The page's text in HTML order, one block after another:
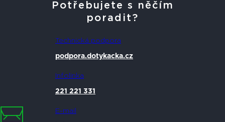
Potřebujete s něčím
poradit?
Technická podpora
podpora.dotykacka.cz
Infolinka
221 221 331
E-mail